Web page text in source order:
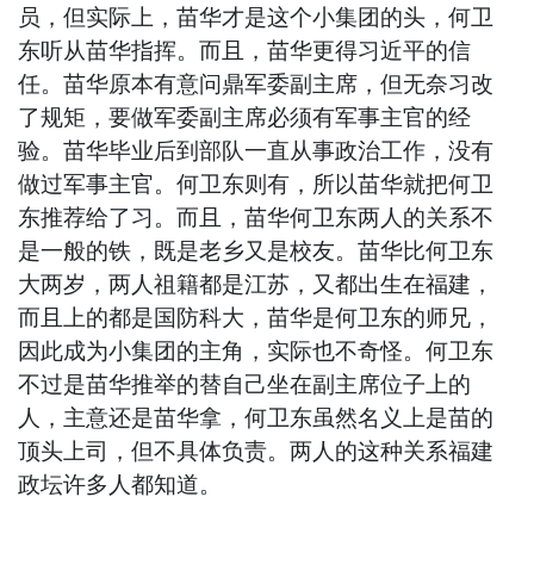
员，但实际上，苗华才是这个小集团的头，何卫
东听从苗华指挥。而且，苗华更得习近平的信
任。苗华原本有意问鼎军委副主席，但无奈习改
了规矩，要做军委副主席必须有军事主官的经
验。苗华毕业后到部队一直从事政治工作，没有
做过军事主官。何卫东则有，所以苗华就把何卫
东推荐给了习。而且，苗华何卫东两人的关系不
是一般的铁，既是老乡又是校友。苗华比何卫东
大两岁，两人祖籍都是江苏，又都出生在福建，
而且上的都是国防科大，苗华是何卫东的师兄，
因此成为小集团的主角，实际也不奇怪。何卫东
不过是苗华推举的替自己坐在副主席位子上的
人，主意还是苗华拿，何卫东虽然名义上是苗的
顶头上司，但不具体负责。两人的这种关系福建
政坛许多人都知道。